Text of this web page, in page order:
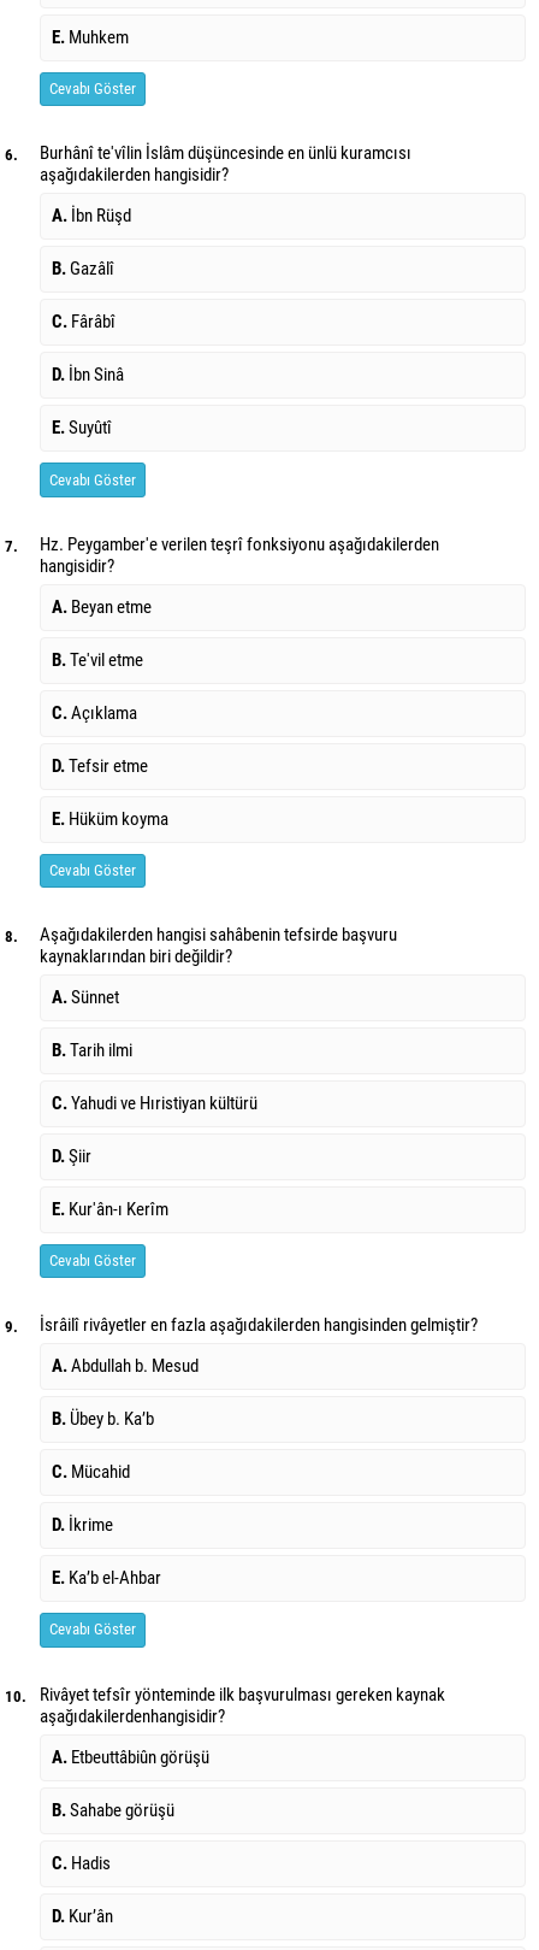
E. Muhkem
Cevabı Göster
6.
Burhânî te'vîlin İslâm düşüncesinde en ünlü kuramcısı
aşağıdakilerden hangisidir?
A. İbn Rüşd
B.Gazâlî
C. Fârâbî
D. İbn Sinâ
E.Suyûtî
Cevabı Göster
7.
Hz. Peygamber'e verilen teşrî fonksiyonu aşağıdakilerden
hangisidir?
A. Beyan etme
B.Te'vil etme
C.Açıklama
D.Tefsir etme
E. Hüküm koyma
Cevabı Göster
8.
Aşağıdakilerden hangisi sahâbenin tefsirde başvuru
kaynaklarından biri değildir?
A.Sünnet
B.Tarih ilmi
C.Yahudi ve Hıristiyan kültürü
D.Şiir
E. Kur'ân-ı Kerîm
Cevabı Göster
9.
İsrâilî rivâyetler en fazla aşağıdakilerden hangisinden gelmiştir?
A.Abdullah b. Mesud
B. Übey b. Ka’b
C. Mücahid
D. İkrime
E. Ka’b el-Ahbar
Cevabı Göster
10.
Rivâyet tefsîr yönteminde ilk başvurulması gereken kaynak
aşağıdakilerdenhangisidir?
A. Etbeuttâbiûn görüşü
B.Sahabe görüşü
C. Hadis
D. Kur’ân